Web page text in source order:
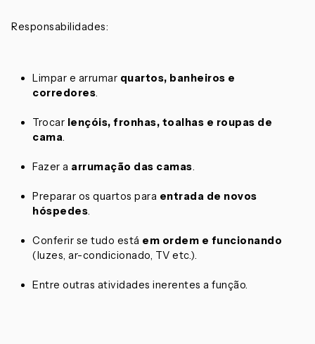
Responsabilidades:
Limpar e arrumar quartos, banheiros e
corredores.
Trocar lençóis, fronhas, toalhas e roupas de
cama.
Fazer a arrumação das camas.
Preparar os quartos para entrada de novos
hóspedes.
Conferir se tudo está em ordem e funcionando
(luzes, ar-condicionado, TV etc.).
Entre outras atividades inerentes a função.